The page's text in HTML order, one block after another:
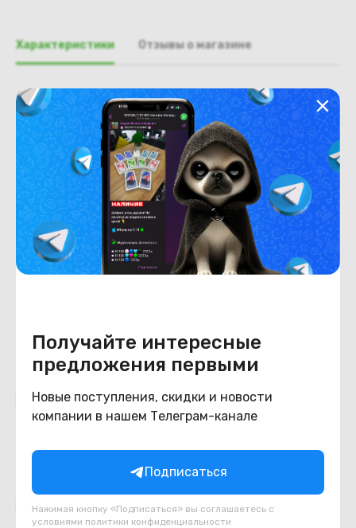
Получайте интересные
предложения первыми
Новые поступления, скидки и новости
компании в нашем Телеграм-канале
Подписаться
Нажимая кнопку «Подписаться» вы соглашаетесь с
условиями политики конфиденциальности
Характеристики Отзывы о магазине
Общая информация
Производитель
HP
Тип товара
Крышка матрицы
Состояние
Недостатки
состояние ,запрос фото
уточнять у менеджеров
Состояние
Внешний вид
состояние ,запрос фото
Похожие товары
Подборки товаров в категории